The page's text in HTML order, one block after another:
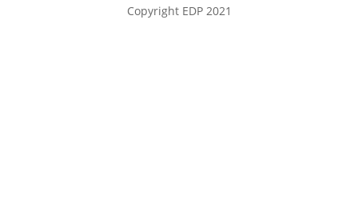
Copyright EDP 2021